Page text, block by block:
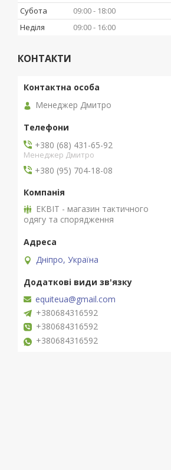
Субота
09:00
18:00
Неділя
09:00 16:00
КОНТАКТИ
Менеджер Дмитро
+380 (68) 431-65-92
Менеджер Дмитро
+380 (95) 704-18-08
ЕКВІТ - магазин тактичного
одягу та спорядження
Дніпро, Україна
equiteua@gmail.com
+380684316592
+380684316592
+380684316592